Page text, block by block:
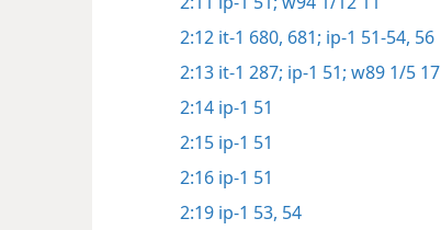
2:12 it-1 680, 681; ip-1 51-54, 56
2:13 it-1 287; ip-1 51; w89 1/5 17
2:14 ip-1 51
2:15 ip-1 51
2:16 ip-1 51
2:19 ip-1 53, 54